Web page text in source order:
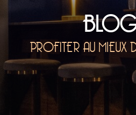
AU MIEUX DE MUSIKALL